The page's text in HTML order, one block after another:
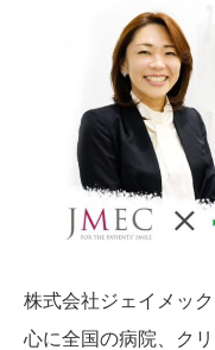
株式会社ジェイメッ
心に全国の病院、ク